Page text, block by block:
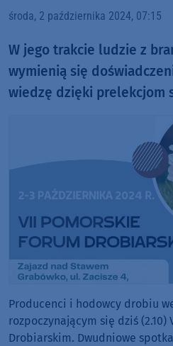
środa, 2 października 2024, 07:15
W jego trakcie ludzie z
wymienią się
wiedzę dzięki prelekcjom
Producenci i hodowcy drobiu
rozpoczynającym się dziś (2.10)
Drobiarskim. Dwudniowe